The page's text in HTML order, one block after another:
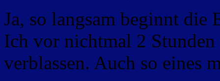
Ja, so langsam beginnt die
Ich vor nichtmal 2
verblassen. Auch so eines